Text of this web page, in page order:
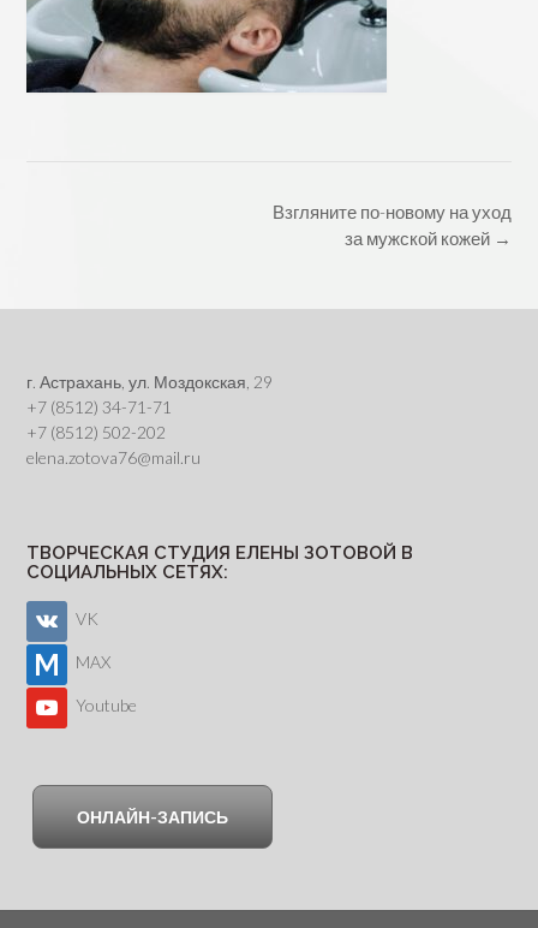
Взгляните по-новому на уход
за мужской кожей →
г. Астрахань, ул. Моздокская, 29
+7 (8512) 34-71-71
+7 (8512) 502-202
elena.zotova76@mail.ru
ТВОРЧЕСКАЯ СТУДИЯ ЕЛЕНЫ ЗОТОВОЙ В
СОЦИАЛЬНЫХ СЕТЯХ:
VK
MAX
Youtube
ОНЛАЙН-ЗАПИСЬ